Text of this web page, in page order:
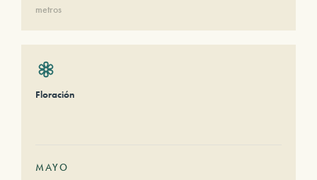
metros
Floración
MAYO